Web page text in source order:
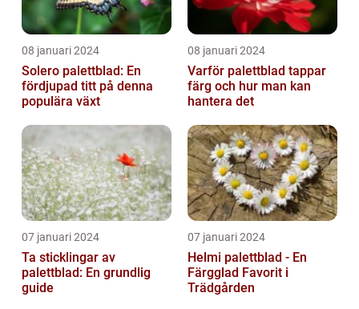
08 januari 2024
Solero palettblad: En
fördjupad titt på denna
populära växt
08 januari 2024
Varför palettblad tappar
färg och hur man kan
hantera det
07 januari 2024
Ta sticklingar av
palettblad: En grundlig
guide
07 januari 2024
Helmi palettblad - En
Färgglad Favorit i
Trädgården